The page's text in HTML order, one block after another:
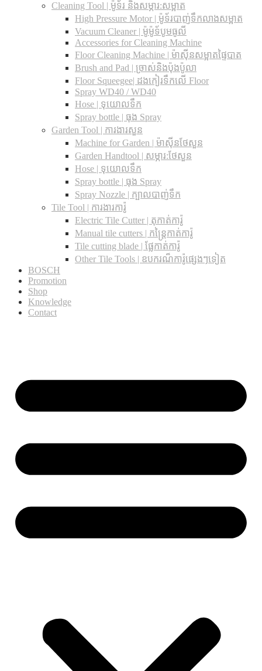
Cleaning Tool | ម៉ូទ័រ និងសម្ភារ:សម្អាត
High Pressure Motor | ម៉ូទ័របាញ់ទឹកលាងសម្អាត
Vacuum Cleaner | ម៉ូម៉ូទ័បូមធូលី
Accessories for Cleaning Machine
Floor Cleaning Machine | ម៉ាស៊ីនសម្អាតផ្ទៃបាត
Brush and Pad | ច្រាស់និងប៉ុងប៉ូលា
Floor Squeegee| ដងកៀរទឺកលើ Floor
Spray WD40 / WD40
Hose | ទុយោលទឹក
Spray bottle | ធុង Spray
Garden Tool | ការងារសួន
Machine for Garden | ម៉ាស៊ីនថែសួន
Garden Handtool | សម្ភារ:ថែសួន
Hose | ទុយោលទឹក
Spray bottle | ធុង Spray
Spray Nozzle | ក្បាលបាញ់ទឹក
Tile Tool | ការងារការ៉ូ
Electric Tile Cutter | តុកាត់ការ៉ូ
Manual tile cutters | កន្ត្រៃកាត់ការ៉ូ
Tile cutting blade | ផ្លែកាត់ការ៉ូ
Other Tile Tools | ឧបករណ៏ការ៉ូផ្សេងៗទៀត
BOSCH
Promotion
Shop
Knowledge
Contact